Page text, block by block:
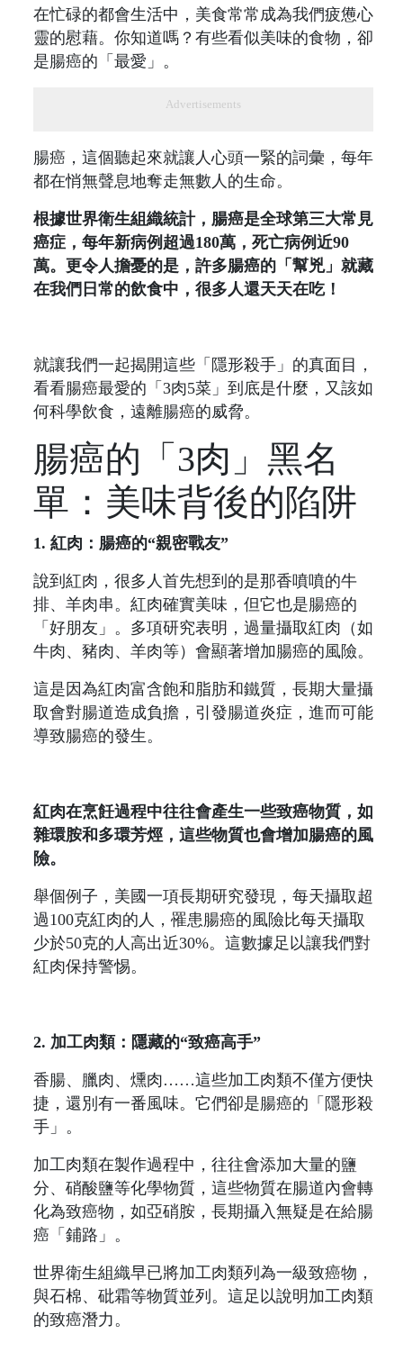
在忙碌的都會生活中，美食常常成為我們疲憊心
靈的慰藉。你知道嗎？有些看似美味的食物，卻
是腸癌的「最愛」。
Advertisements
腸癌，這個聽起來就讓人心頭一緊的詞彙，每年
都在悄無聲息地奪走無數人的生命。
根據世界衛生組織統計，腸癌是全球第三大常見
癌症，每年新病例超過180萬，死亡病例近90
萬。更令人擔憂的是，許多腸癌的「幫兇」就藏
在我們日常的飲食中，很多人還天天在吃！
就讓我們一起揭開這些「隱形殺手」的真面目，
看看腸癌最愛的「3肉5菜」到底是什麼，又該如
何科學飲食，遠離腸癌的威脅。
腸癌的「3肉」黑名
單：美味背後的陷阱
1. 紅肉：腸癌的“親密戰友”
說到紅肉，很多人首先想到的是那香噴噴的牛
排、羊肉串。紅肉確實美味，但它也是腸癌的
「好朋友」。多項研究表明，過量攝取紅肉（如
牛肉、豬肉、羊肉等）會顯著增加腸癌的風險。
這是因為紅肉富含飽和脂肪和鐵質，長期大量攝
取會對腸道造成負擔，引發腸道炎症，進而可能
導致腸癌的發生。
紅肉在烹飪過程中往往會產生一些致癌物質，如
雜環胺和多環芳烴，這些物質也會增加腸癌的風
險。
舉個例子，美國一項長期研究發現，每天攝取超
過100克紅肉的人，罹患腸癌的風險比每天攝取
少於50克的人高出近30%。這數據足以讓我們對
紅肉保持警惕。
2. 加工肉類：隱藏的“致癌高手”
香腸、臘肉、燻肉……這些加工肉類不僅方便快
捷，還別有一番風味。它們卻是腸癌的「隱形殺
手」。
加工肉類在製作過程中，往往會添加大量的鹽
分、硝酸鹽等化學物質，這些物質在腸道內會轉
化為致癌物，如亞硝胺，長期攝入無疑是在給腸
癌「鋪路」。
世界衛生組織早已將加工肉類列為一級致癌物，
與石棉、砒霜等物質並列。這足以說明加工肉類
的致癌潛力。